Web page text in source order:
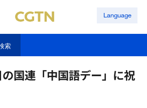
Language
索
国連「中国語デー」に祝